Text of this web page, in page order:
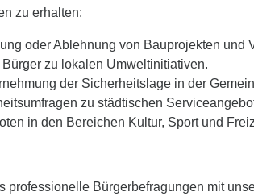
zu erhalten:
oder Ablehnung von Bauprojekten und
zu lokalen Umweltinitiativen.
der Sicherheitslage in der
zu städtischen
in den Bereichen Kultur, Sport und
professionelle Bürgerbefragungen mit